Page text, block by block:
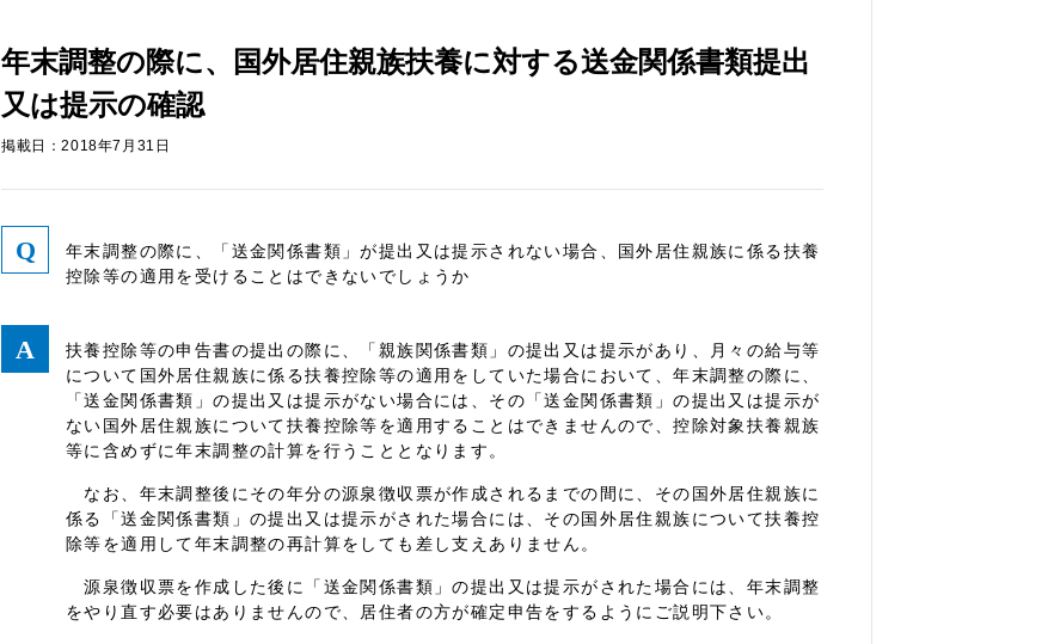
年末調整の際に、国外居住親族扶養に対する送金関係書類提出
又は提示の確認
掲載日：2018年7月31日
年末調整の際に、「送金関係書類」が提出又は提示されない場合、国外居住親族に係る扶養
控除等の適用を受けることはできないでしょうか
扶養控除等の申告書の提出の際に、「親族関係書類」の提出又は提示があり、月々の給与等
について国外居住親族に係る扶養控除等の適用をしていた場合において、年末調整の際に、
「送金関係書類」の提出又は提示がない場合には、その「送金関係書類」の提出又は提示が
ない国外居住親族について扶養控除等を適用することはできませんので、控除対象扶養親族
等に含めずに年末調整の計算を行うこととなります。
なお、年末調整後にその年分の源泉徴収票が作成されるまでの間に、その国外居住親族に
係る「送金関係書類」の提出又は提示がされた場合には、その国外居住親族について扶養控
除等を適用して年末調整の再計算をしても差し支えありません。
源泉徴収票を作成した後に「送金関係書類」の提出又は提示がされた場合には、年末調整
をやり直す必要はありませんので、居住者の方が確定申告をするようにご説明下さい。